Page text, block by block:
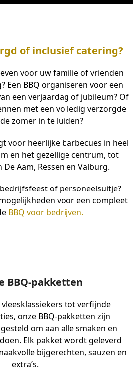
of inclusief catering?
voor uw familie of vrienden
Een BBQ organiseren voor een
een verjaardag of jubileum? Of
met een volledig verzorgde
zomer in te luiden?
voor heerlijke barbecues in heel
en het gezellige centrum, tot
Aam, Ressen en Valburg.
of personeelsuitje?
voor een compleet
BBQ voor bedrijven.
BBQ-pakketten
tot verfijnde
onze BBQ-pakketten zijn
om aan alle smaken en
Elk pakket wordt geleverd
bijgerechten, sauzen en
extra’s.